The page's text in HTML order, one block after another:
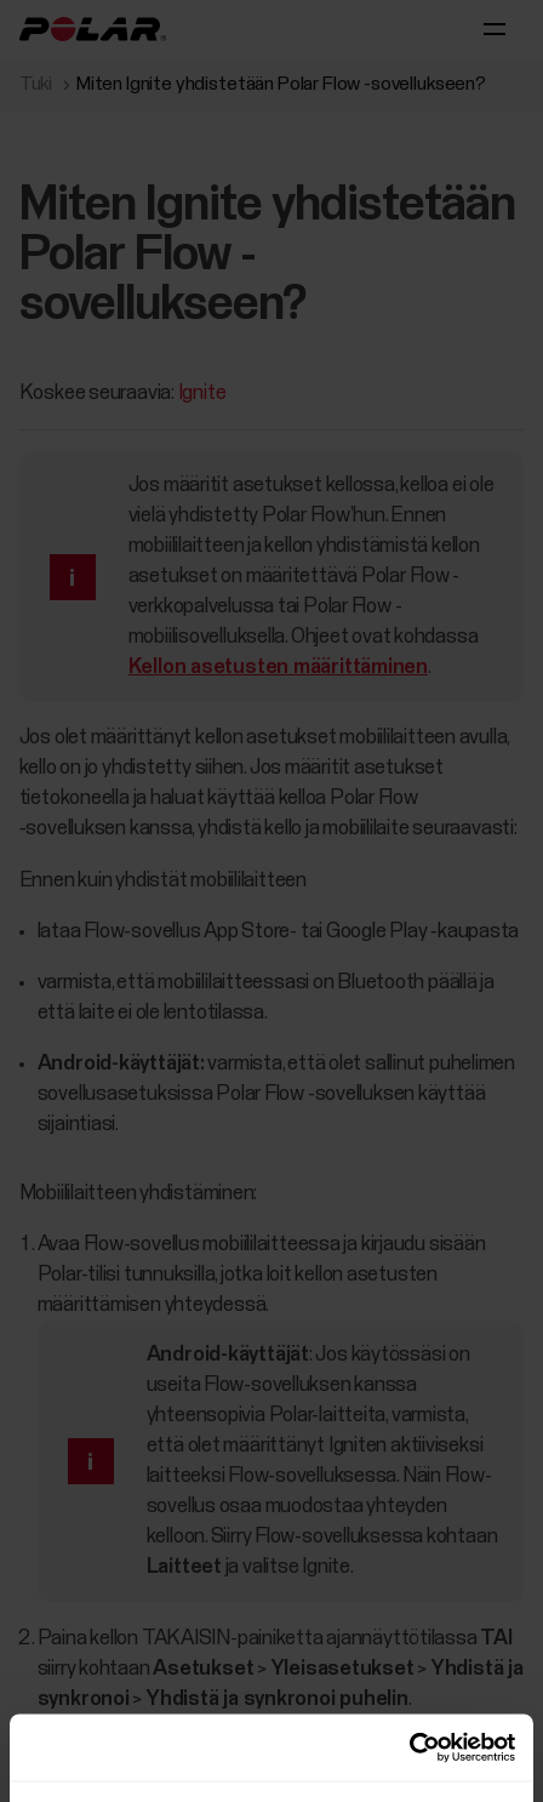
Tuki Miten Ignite yhdistetään Polar Flow -sovellukseen?
Miten Ignite yhdistetään
Polar Flow -
sovellukseen?
Koskee seuraavia: Ignite
Jos määritit asetukset kellossa, kelloa ei ole
vielä yhdistetty Polar Flow’hun. Ennen
mobiililaitteen ja kellon yhdistämistä kellon
asetukset on määritettävä Polar Flow -
verkkopalvelussa tai Polar Flow -
mobiilisovelluksella. Ohjeet ovat kohdassa
Kellon asetusten määrittäminen.
Jos olet määrittänyt kellon asetukset mobiililaitteen avulla,
kello on jo yhdistetty siihen. Jos määritit asetukset
tietokoneella ja haluat käyttää kelloa Polar Flow
‑sovelluksen kanssa, yhdistä kello ja mobiililaite seuraavasti:
Ennen kuin yhdistät mobiililaitteen
lataa Flow-sovellus App Store- tai Google Play ‑kaupasta
varmista, että mobiililaitteessasi on Bluetooth päällä ja
että laite ei ole lentotilassa.
Android-käyttäjät:varmista, että olet sallinut puhelimen
sovellusasetuksissa Polar Flow -sovelluksen käyttää
sijaintiasi.
Mobiililaitteen yhdistäminen:
Avaa Flow-sovellus mobiililaitteessa ja kirjaudu sisään
Polar-tilisi tunnuksilla, jotka loit kellon asetusten
määrittämisen yhteydessä.
Android-käyttäjät: Jos käytössäsi on
useita Flow-sovelluksen kanssa
yhteensopivia Polar-laitteita, varmista,
että olet määrittänyt Igniten aktiiviseksi
laitteeksi Flow-sovelluksessa. Näin Flow-
sovellus osaa muodostaa yhteyden
kelloon. Siirry Flow-sovelluksessa kohtaan
Laitteet ja valitse Ignite.
Paina kellon TAKAISIN-painiketta ajannäyttötilassa
TAI
siirry kohtaanAsetukset > Yleisasetukset > Yhdistä ja
synkronoi > Yhdistä ja synkronoi puhelin.
Avaa Flow-sovellus ja tuo kellosi lähelle puhelinta